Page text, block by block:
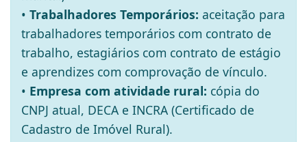
• Trabalhadores Temporários: aceitação para
trabalhadores temporários com contrato de
trabalho, estagiários com contrato de estágio
e aprendizes com comprovação de vínculo.
• Empresa com atividade rural: cópia do
CNPJ atual, DECA e INCRA (Certificado de
Cadastro de Imóvel Rural).